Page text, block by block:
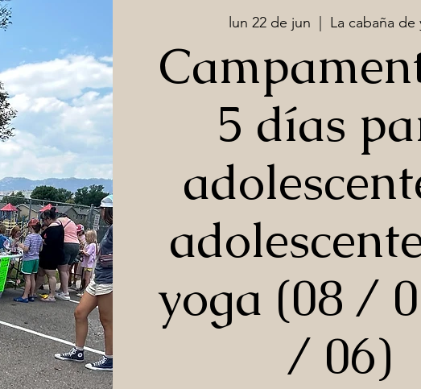
lun 22 de jun La cabaña de
5 días
yoga (08 /
/ 06)